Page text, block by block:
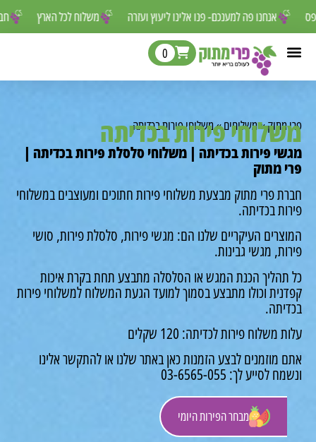
משלוח לכל הארץ אנחנו פה למענכם- פנו אלינו ליעוץ ועזרה לפספס
מבחר הפירות היומי
0
»משלוחים»משלוחי פירות בכדיתה
פירות בכדיתה
פירות בכדיתה | משלוחי סלסלת פירות בכדיתה |
מתוק
פרי מתוק מבצעת משלוחי פירות חתוכים ומעוצבים במשלוחי
בכדיתה.
העיקריים שלנו הם: מגשי פירות, סלסלת פירות, סושי
מגשי גבינות.
הכנת המגש או הסלסלה מתבצע תחת בקרת איכות
וכולו מתבצע בסמוך למועד הגעת המשלוח למשלוחי פירות
פירות לכדיתה: 120 שקלים
מוזמנים לבצע הזמנות כאן באתר שלנו או להתקשר אלינו
לך: 03-6565-055